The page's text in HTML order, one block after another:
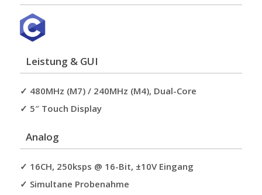
Leistung & GUI
✓ 480MHz (M7) / 240MHz (M4), Dual-Core
✓ 5″ Touch Display
Analog
✓ 16CH, 250ksps @ 16-Bit, ±10V Eingang
✓ Simultane Probenahme